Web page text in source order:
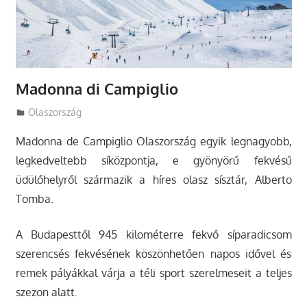
Madonna di Campiglio
Utazasok.org
Olaszország
Madonna de Campiglio Olaszország egyik legnagyobb,
legkedveltebb síközpontja, e gyönyörű fekvésű
üdülőhelyről származik a híres olasz sísztár, Alberto
Tomba.
A Budapesttől 945 kilométerre fekvő síparadicsom
szerencsés fekvésének köszönhetően napos idővel és
remek pályákkal várja a téli sport szerelmeseit a teljes
szezon alatt.